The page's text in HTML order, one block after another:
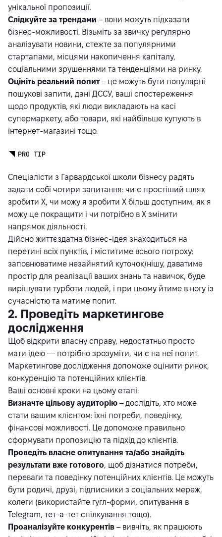
унікальної пропозиції.
Слідкуйте за трендами – вони можуть підказати
бізнес-можливості. Візьміть за звичку регулярно
аналізувати новини, стежте за популярними
стартапами, місцями накопичення капіталу,
соціальними зрушеннями та тенденціями на ринку.
Оцініть реальний попит – це можуть бути популярні
пошукові запити, дані ДССУ, ваші спостереження
щодо продуктів, які люди викладають на касі
супермаркету, або товари, які найбільше купують в
інтернет-магазині тощо.
PRO TIP
Спеціалісти з Гарвардської школи бізнесу радять
задати собі чотири запитання: чи є простіший шлях
зробити Х, чи можу я зробити Х більш доступним, як я
можу це покращити і чи потрібно в Х змінити
напрямок діяльності.
Дійсно життєздатна бізнес-ідея знаходиться на
перетині всіх пунктів, і міститиме всього потроху:
заповнюватиме незайнятий куточок/нішу, даватиме
простір для реалізації ваших знань та навичок, буде
вирішувати турботи людей, і при цьому йтиме в ногу із
сучасністю та матиме попит.
2. Проведіть маркетингове
дослідження
Щоб відкрити власну справу, недостатньо просто
мати ідею — потрібно зрозуміти, чи є на неї попит.
Маркетингове дослідження допоможе оцінити ринок,
конкуренцію та потенційних клієнтів.
Ваші основні кроки на цьому етапі:
Визначте цільову аудиторію – дослідіть, хто може
стати вашим клієнтом: їхні потреби, поведінку,
фінансові можливості. Це допоможе правильно
сформувати пропозицію та підхід до клієнтів.
Проведіть власне опитування та/або знайдіть
результати вже готового, щоб дізнатися потреби,
переваги та поведінку потенційних клієнтів. Це можуть
бути родичі, друзі, підписники з соціальних мереж,
колеги (використайте гугл-форми, опитування в
Telegram, тет-а-тет спілкування тощо).
Проаналізуйте конкурентів – вивчіть, як працюють